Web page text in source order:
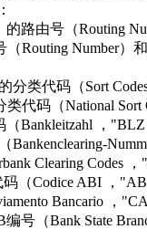
路由号（Routing
Routing Number）
类代码（Sort Codes
代码（National Sort
Bankleitzahl ，"BLZ
Bankenclearing-
Clearing Codes ，
（Codice ABI ，
Bancario ，
号（Bank State